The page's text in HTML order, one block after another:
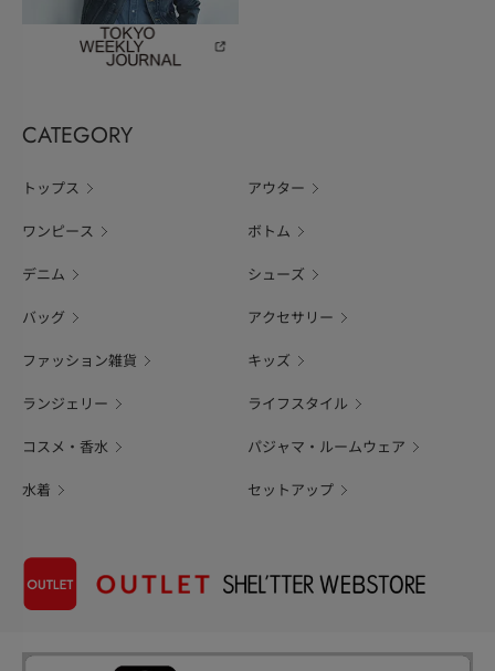
CATEGORY
トップス アウター
ワンピース ボトム
デニム シューズ
バッグ アクセサリー
ファッション雑貨 キッズ
ランジェリー ライフスタイル
コスメ・香水 パジャマ・ルームウェア
水着 セットアップ